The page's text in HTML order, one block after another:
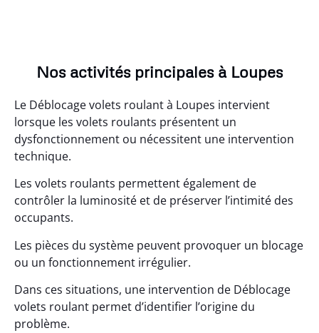
Nos activités principales à Loupes
Le Déblocage volets roulant à Loupes intervient
lorsque les volets roulants présentent un
dysfonctionnement ou nécessitent une intervention
technique.
Les volets roulants permettent également de
contrôler la luminosité et de préserver l’intimité des
occupants.
Les pièces du système peuvent provoquer un blocage
ou un fonctionnement irrégulier.
Dans ces situations, une intervention de Déblocage
volets roulant permet d’identifier l’origine du
problème.